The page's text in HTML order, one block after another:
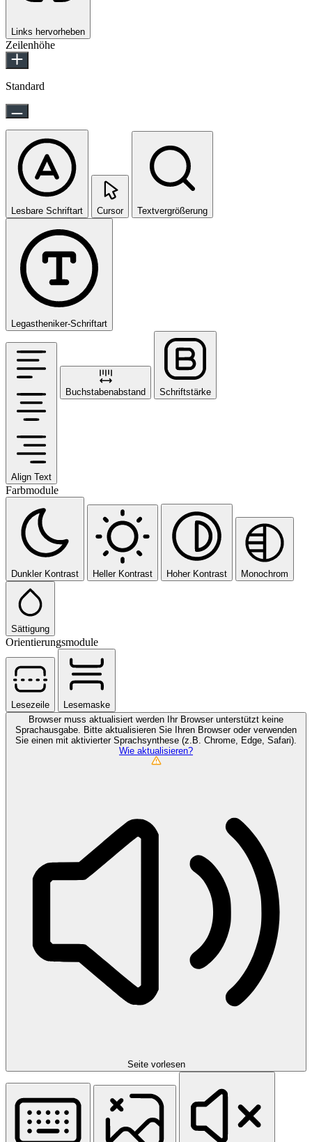
Links hervorheben
Zeilenhöhe
Standard
Lesbare Schriftart Cursor Textvergrößerung
Legastheniker-Schriftart
Align Text
Buchstabenabstand Schriftstärke
Farbmodule
Dunkler Kontrast Heller Kontrast Hoher Kontrast Monochrom
Sättigung
Orientierungsmodule
Lesezeile
Lesemaske
Browser muss aktualisiert werden
Ihr Browser unterstützt keine
Sprachausgabe. Bitte aktualisieren Sie Ihren Browser oder verwenden
Sie einen mit aktivierter Sprachsynthese (z.B. Chrome, Edge, Safari).
Wie aktualisieren?
Seite vorlesen